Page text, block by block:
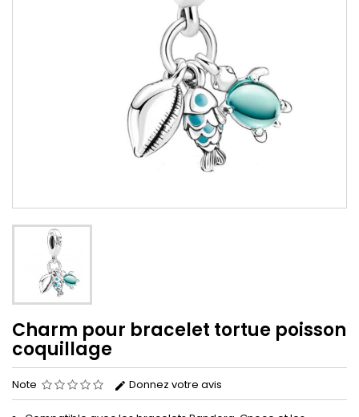
Charm pour bracelet tortue poisson
coquillage
Note Donnez votre avis